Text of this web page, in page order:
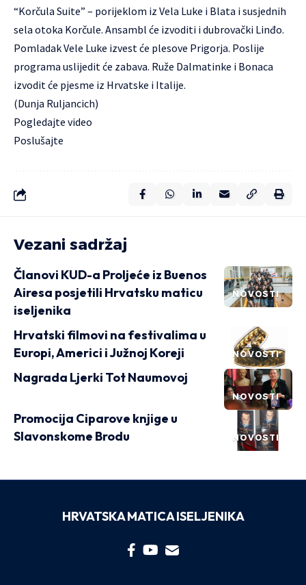
“Korčula Suite” – porijeklom iz Vela Luke i Blata i susjednih
sela otoka Korčule. Ansambl će izvoditi i dubrovački Linđo.
Pomladak Vele Luke izvest će plesove Prigorja. Poslije
programa uslijedit će zabava. Ruže Dalmatinke i Bonaca
izvodit će pjesme iz Hrvatske i Italije.
(Dunja Ruljancich)
Pogledajte video
Poslušajte
Vezani sadržaj
NOVOSTI
Članovi KUD-a Proljeće iz Buenos
Airesa posjetili Hrvatsku maticu
iseljenika
NOVOSTI
Hrvatski filmovi na festivalima u
Europi, Americi i Južnoj Koreji
NOVOSTI
Nagrada Ljerki Tot Naumovoj
NOVOSTI
Promocija Ciparove knjige u
Slavonskome Brodu
HRVATSKA MATICA ISELJENIKA